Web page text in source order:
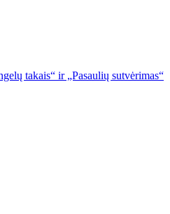
takais“ ir „Pasaulių sutvėrimas“